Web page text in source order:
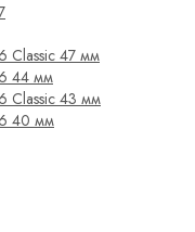
Classic 47 мм
44 мм
Classic 43 мм
6 40 мм